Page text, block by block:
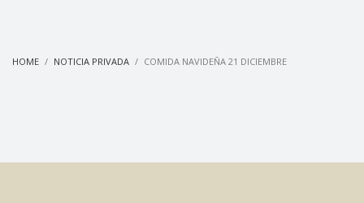
HOME NOTICIA PRIVADA COMIDA NAVIDEÑA 21 DICIEMBRE